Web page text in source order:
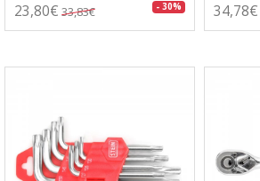
23,80€ 33,83€ - 30% 34,78€